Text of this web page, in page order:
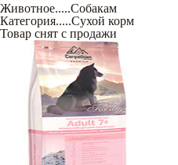
Животное.....Собакам
Категория.....Сухой корм
Товар снят с продажи